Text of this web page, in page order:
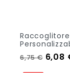
Prezzo
6,75 € 6,08